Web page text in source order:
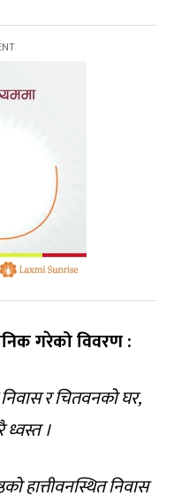
गरेको विवरण :
र चितवनको घर,
ध्वस्त ।
हात्तीवनस्थित निवास